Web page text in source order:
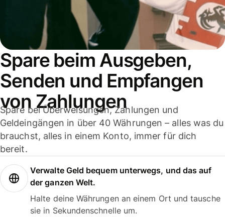
Spare beim Ausgeben,
Senden und Empfangen
von Zahlungen
Spare bei Überweisungen, Zahlungen und
Geldeingängen in über 40 Währungen – alles was du
brauchst, alles in einem Konto, immer für dich
bereit.
Verwalte Geld bequem unterwegs, und das auf
der ganzen Welt.
Halte deine Währungen an einem Ort und tausche
sie in Sekundenschnelle um.